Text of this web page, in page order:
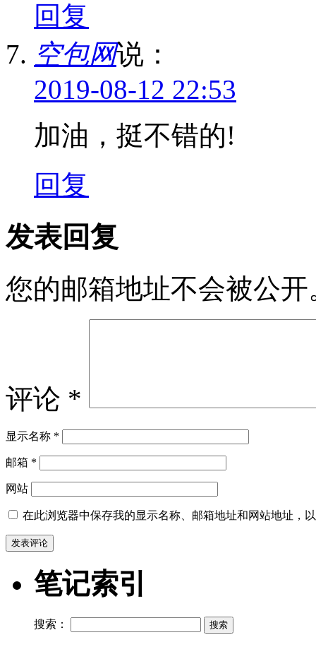
回复
空包网说：
2019-08-12 22:53
加油，挺不错的!
回复
发表回复
您的邮箱地址不会被公开
评论 *
显示名称 *
邮箱 *
网站
在此浏览器中保存我的显示名称、邮箱地址和网站地址，
笔记索引
搜索：